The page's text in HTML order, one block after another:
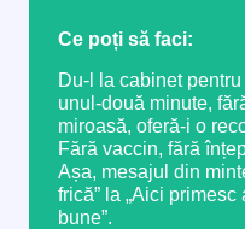
Ce poți să faci:
Du-l la cabinet
unul-două minute,
miroasă, oferă-i o
Fără vaccin, fără
Așa, mesajul din
frică” la „Aici
bune”.